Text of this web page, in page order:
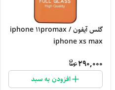
گلس آیفون iphone 11promax /
iphone xs max
290,000
افزودن به سبد